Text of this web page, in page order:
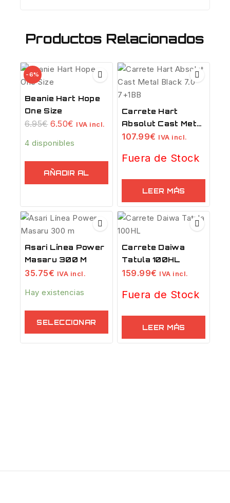
Productos Relacionados
-6%
Beanie Hart Hope
One Size
6.95€ 6.50€ IVA incl.
4 disponibles
AÑADIR AL
CARRITO
Carrete Hart
Absolut Cast Metal
Black 7.0 7+1BB
107.99€ IVA incl.
Fuera de Stock
LEER MÁS
Asari Línea Power
Masaru 300 M
35.75€ IVA incl.
Hay existencias
SELECCIONAR
OPCIONES
Carrete Daiwa
Tatula 100HL
159.99€ IVA incl.
Fuera de Stock
LEER MÁS